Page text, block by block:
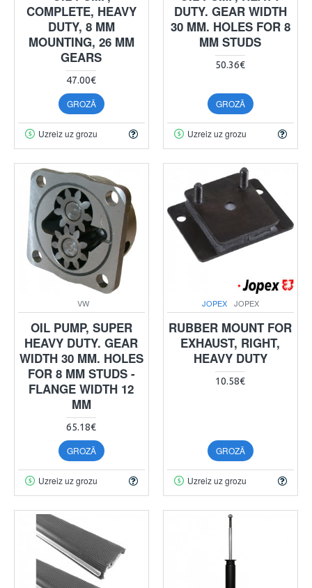
COMPLETE, HEAVY
DUTY, 8 MM
MOUNTING, 26 MM
GEARS
47.00€
GROZĀ
Uzreiz uz grozu
DUTY. GEAR WIDTH
30 MM. HOLES FOR 8
MM STUDS
50.36€
GROZĀ
Uzreiz uz grozu
VW
OIL PUMP, SUPER
HEAVY DUTY. GEAR
WIDTH 30 MM. HOLES
FOR 8 MM STUDS -
FLANGE WIDTH 12
MM
65.18€
GROZĀ
Uzreiz uz grozu
JOPEX JOPEX
RUBBER MOUNT FOR
EXHAUST, RIGHT,
HEAVY DUTY
10.58€
GROZĀ
Uzreiz uz grozu